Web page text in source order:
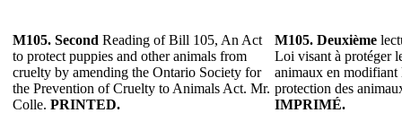
M105. Second Reading of Bill 105, An Act
to protect puppies and other animals from
cruelty by amending the Ontario Society for
the Prevention of Cruelty to Animals Act. Mr.
Colle. PRINTED.
M105. Deuxième
Loi visant à protéger
animaux en modifiant
protection des
IMPRIMÉ.